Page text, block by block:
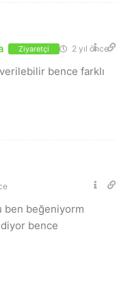
Ziyaretçi 2 yıl önce
bence farklı
ben beğeniyorm
bence